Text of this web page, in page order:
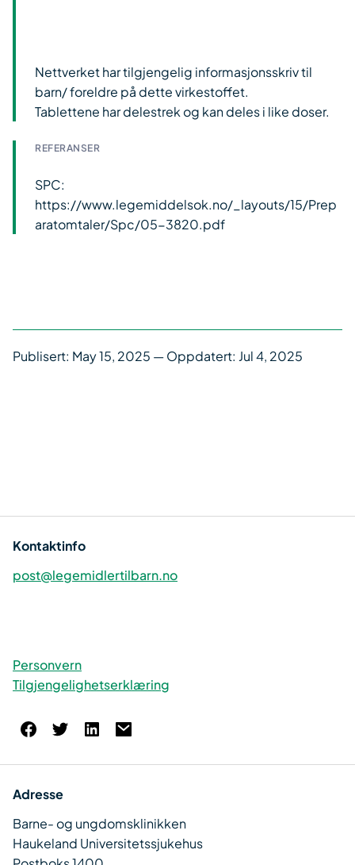
Nettverket har tilgjengelig informasjonsskriv til
barn/ foreldre på dette virkestoffet.
Tablettene har delestrek og kan deles i like doser.
REFERANSER
SPC:
https://www.legemiddelsok.no/_layouts/15/Prep
aratomtaler/Spc/05-3820.pdf
Publisert: May 15, 2025 — Oppdatert: Jul 4, 2025
Kontaktinfo
post@legemidlertilbarn.no
Personvern
Tilgjengelighetserklæring
Adresse
Barne- og ungdomsklinikken
Haukeland Universitetssjukehus